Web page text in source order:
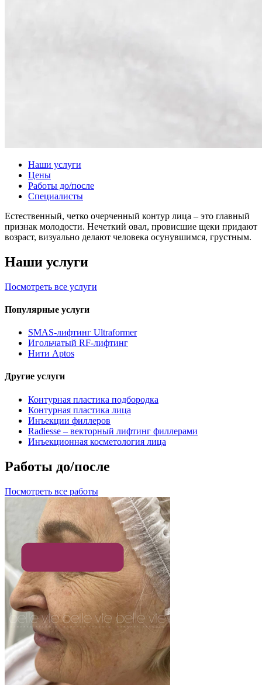
Наши услуги
Цены
Работы до/после
Специалисты
Естественный, четко очерченный контур лица – это главный
признак молодости. Нечеткий овал, провисшие щеки придают
возраст, визуально делают человека осунувшимся, грустным.
Наши услуги
Посмотреть все услуги
Популярные услуги
SMAS-лифтинг Ultraformer
Игольчатый RF-лифтинг
Нити Aptos
Другие услуги
Контурная пластика подбородка
Контурная пластика лица
Инъекции филлеров
Radiesse – векторный лифтинг филлерами
Инъекционная косметология лица
Работы до/после
Посмотреть все работы